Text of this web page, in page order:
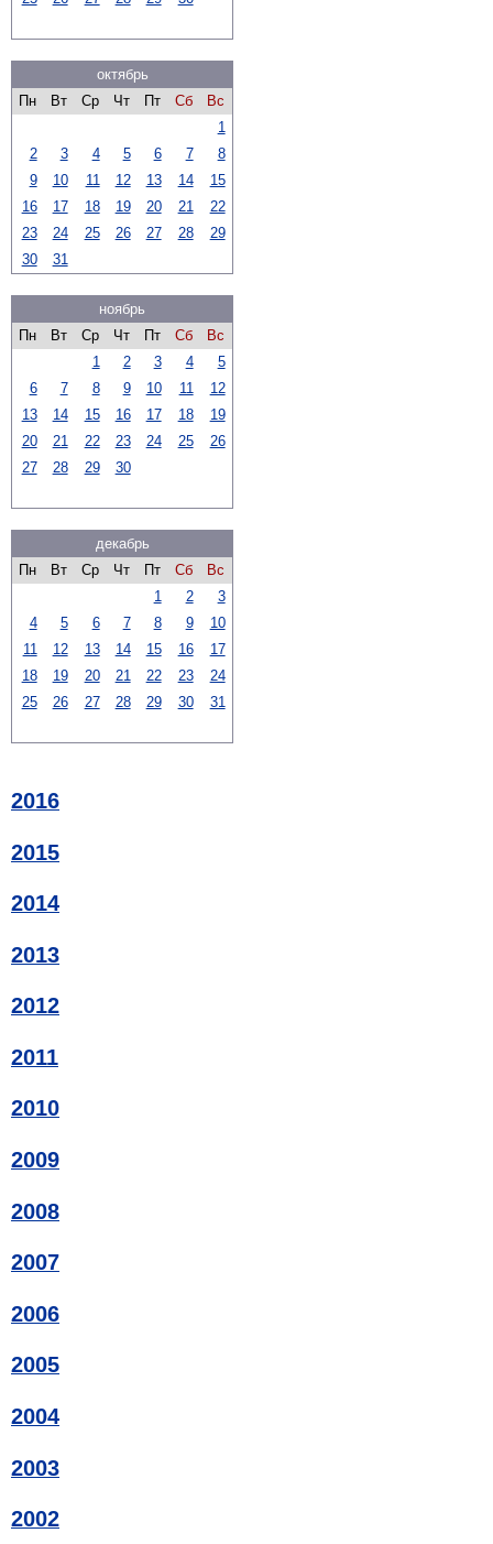
октябрь
Пн
Вт Ср Чт Пт Сб
Вс
1
2
3 4 5 6 7
8
9
10 11 12 13 14
15
16
17 18 19 20 21
22
23
24 25 26 27 28
29
30
31
ноябрь
Пн
Вт Ср Чт Пт Сб
Вс
1
2 3 4
5
6
7 8 9 10 11
12
13
14 15 16 17 18
19
20
21 22 23 24 25
26
27
28 29 30
декабрь
Пн
Вт Ср Чт Пт Сб
Вс
1
2
3
4
5 6 7 8 9
10
11
12 13 14 15 16
17
18
19 20 21 22 23
24
25
26 27 28 29 30 31
2016
2015
2014
2013
2012
2011
2010
2009
2008
2007
2006
2005
2004
2003
2002